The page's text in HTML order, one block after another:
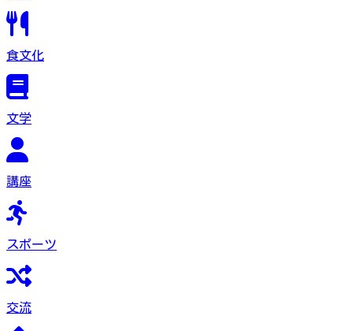
食文化
文学
講座
スポーツ
交流